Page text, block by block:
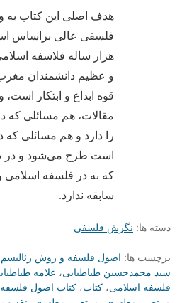
هدف اصلی این کتاب به
فلسفی عالی براساس
هزار ساله فلاسفه
و عظیم دانشمندان
قوه ابداع و ابتکار
مقالات، هم مسائلی
را دارد و هم مسائلی که
است طرح می‌شود و
که نه در فلسفه اسلامی
سابقه ندارد.
دسته ها: نگرش فلسفی
برچسب ها: اصول فلسفه و روش رئالیسم
سید محمدحسین طباطبایی، علامه
فلسفه اسلامی، کتاب، کتاب اصول